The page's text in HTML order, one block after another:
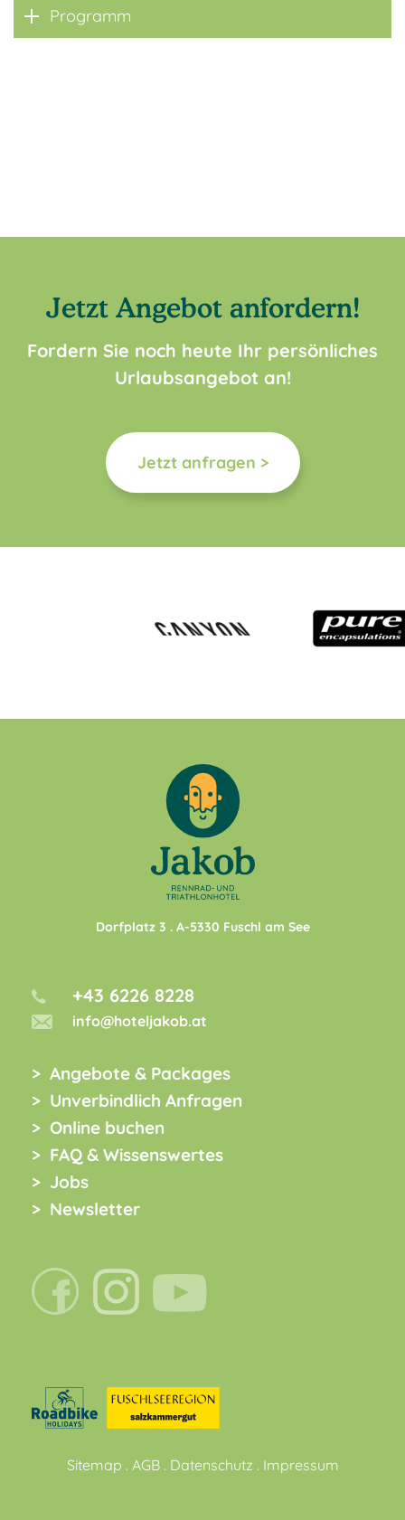
Programm
Jetzt Angebot anfordern!
Fordern Sie noch heute Ihr persönliches
Urlaubsangebot an!
Jetzt anfragen >
Dorfplatz 3 . A-5330 Fuschl am See
+43 6226 8228
info@hoteljakob.at
Angebote & Packages
Unverbindlich Anfragen
Online buchen
FAQ & Wissenswertes
Jobs
Newsletter
Sitemap . AGB. Datenschutz . Impressum